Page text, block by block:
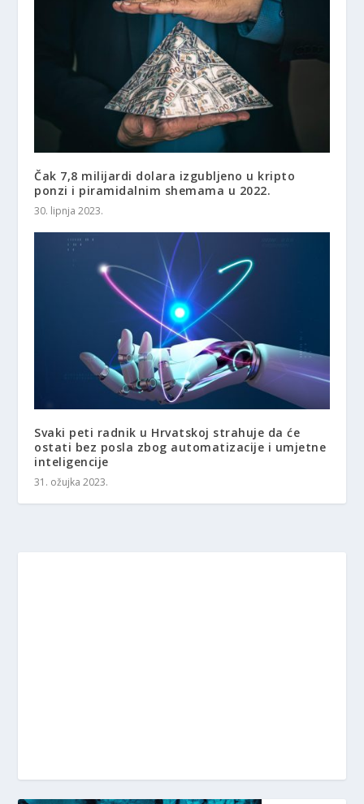
Čak 7,8 milijardi dolara izgubljeno u kripto
ponzi i piramidalnim shemama u 2022.
30. lipnja 2023.
Svaki peti radnik u Hrvatskoj strahuje da će
ostati bez posla zbog automatizacije i umjetne
inteligencije
31. ožujka 2023.